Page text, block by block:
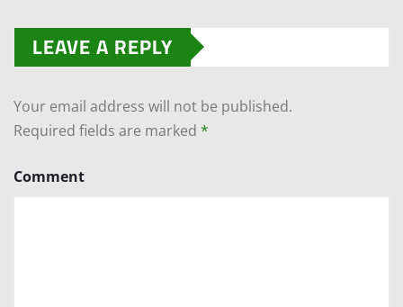
LEAVE A REPLY
Your email address will not be published.
Required fields are marked *
Comment